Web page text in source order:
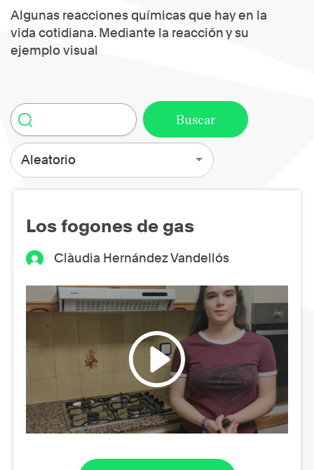
Algunas reacciones químicas que hay en la
vida cotidiana. Mediante la reacción y su
ejemplo visual
Aleatorio
Los fogones de gas
Clàudia Hernández Vandellós